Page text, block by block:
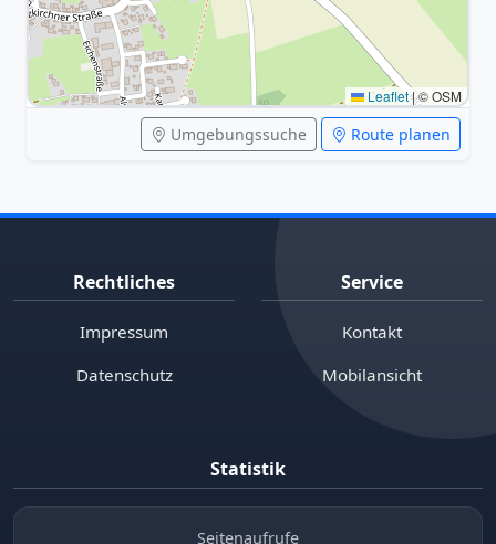
Leaflet|© OSM
Umgebungssuche Route planen
Rechtliches
Impressum
Datenschutz
Service
Kontakt
Mobilansicht
Statistik
Seitenaufrufe